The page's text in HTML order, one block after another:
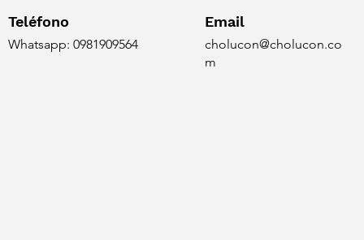
Teléfono
Whatsapp: 0981909564
Email
cholucon@cholucon.co
m